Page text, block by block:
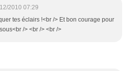
2010 07:29
tes éclairs !<br /> Et bon courage pour
/> <br /> <br />